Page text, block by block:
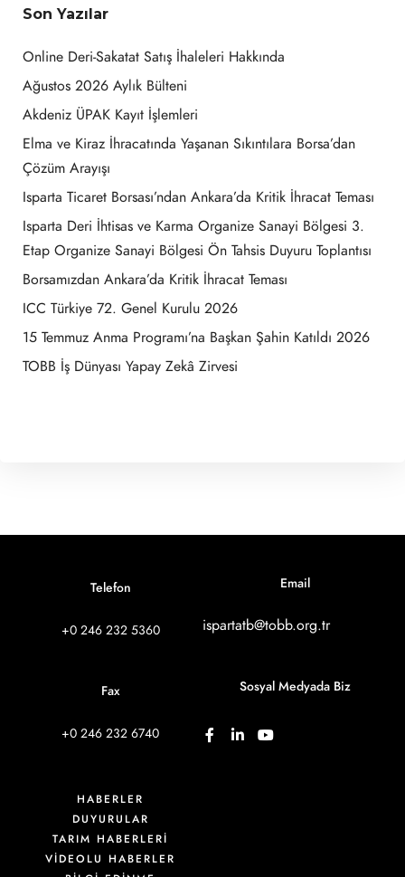
Son Yazılar
Online Deri-Sakatat Satış İhaleleri Hakkında
Ağustos 2026 Aylık Bülteni
Akdeniz ÜPAK Kayıt İşlemleri
Elma ve Kiraz İhracatında Yaşanan Sıkıntılara Borsa’dan
Çözüm Arayışı
Isparta Ticaret Borsası’ndan Ankara’da Kritik İhracat Teması
Isparta Deri İhtisas ve Karma Organize Sanayi Bölgesi 3.
Etap Organize Sanayi Bölgesi Ön Tahsis Duyuru Toplantısı
Borsamızdan Ankara’da Kritik İhracat Teması
ICC Türkiye 72. Genel Kurulu 2026
15 Temmuz Anma Programı’na Başkan Şahin Katıldı 2026
TOBB İş Dünyası Yapay Zekâ Zirvesi
Telefon
+0 246 232 5360
Fax
+0 246 232 6740
Email
ispartatb@tobb.org.tr
Sosyal Medyada Biz
HABERLER
DUYURULAR
TARIM HABERLERİ
VIDEOLU HABERLER